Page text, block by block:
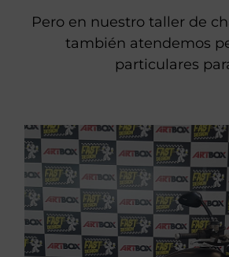
Pero en nuestro taller de
también atendemos
particulares